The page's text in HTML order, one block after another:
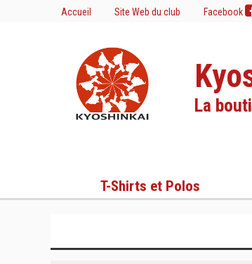
Accueil Site Web du club Facebook
La
T-Shirts et Polos